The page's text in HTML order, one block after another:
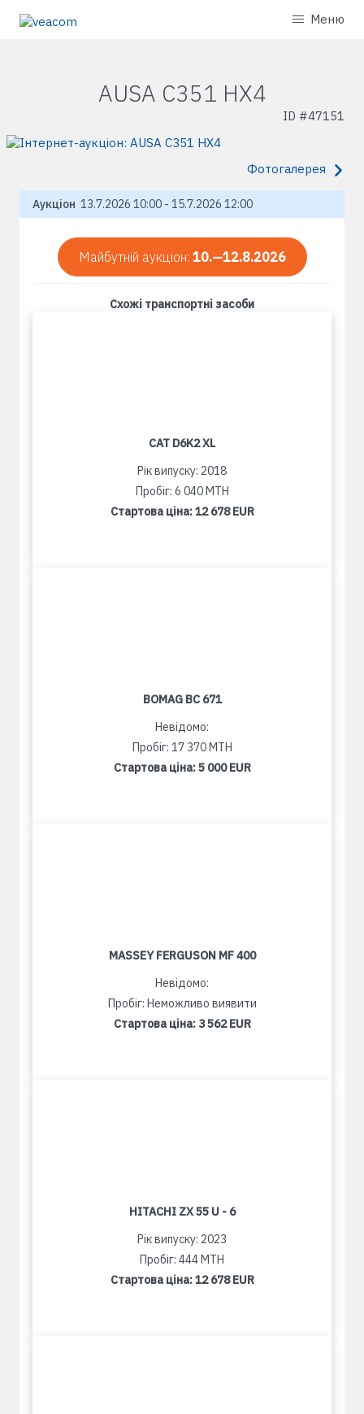
Меню
AUSA C351 HX4
ID #47151
Фотогалерея
Аукціон 13.7.2026 10:00 - 15.7.2026 12:00
Майбутній аукціон: 10.—12.8.2026
Схожі транспортні засоби
CAT D6K2 XL
Рік випуску: 2018
Пробіг: 6 040 MTH
Стартова ціна:12 678 EUR
BOMAG BC 671
Невідомо:
Пробіг: 17 370 MTH
Стартова ціна:5 000 EUR
MASSEY FERGUSON MF 400
Невідомо:
Пробіг: Неможливо виявити
Стартова ціна: 3 562 EUR
HITACHI ZX 55 U - 6
Рік випуску: 2023
Пробіг: 444 MTH
Стартова ціна:12 678 EUR